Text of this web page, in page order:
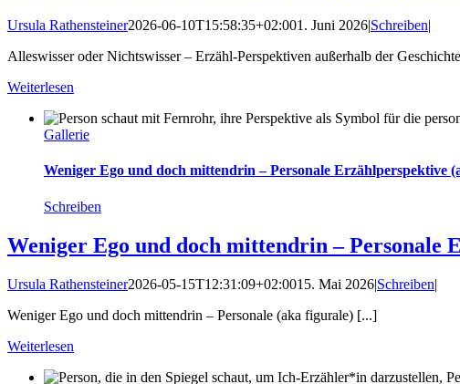
Ursula Rathensteiner2026-06-10T15:58:35+02:001. Juni 2026|Schreiben|
Alleswisser oder Nichtswisser – Erzähl-Perspektiven außerhalb der
Weiterlesen
Gallerie
Weniger Ego und doch mittendrin – Personale Erzählperspektive
Schreiben
Weniger Ego und doch mittendrin –
Ursula Rathensteiner2026-05-15T12:31:09+02:0015. Mai 2026|Schreiben|
Weniger Ego und doch mittendrin – Personale (aka figurale) [...]
Weiterlesen